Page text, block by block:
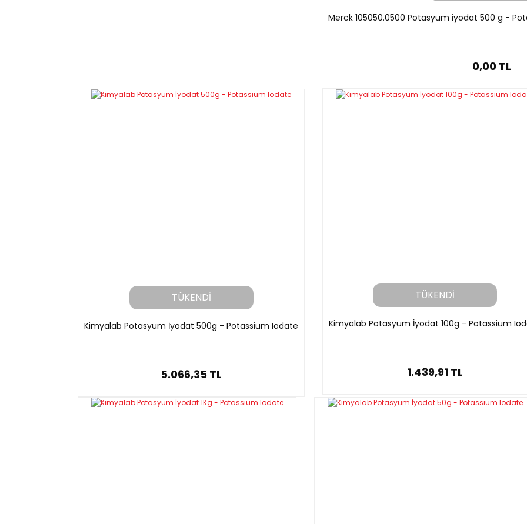
Merck 105050.0500 Potasyum iyodat 500 g -
0,00 TL
TÜKENDİ
Kimyalab Potasyum İyodat 500g - Potassium Iodate
5.066,35 TL
TÜKENDİ
Kimyalab Potasyum İyodat 100g - Potassium
1.439,91 TL